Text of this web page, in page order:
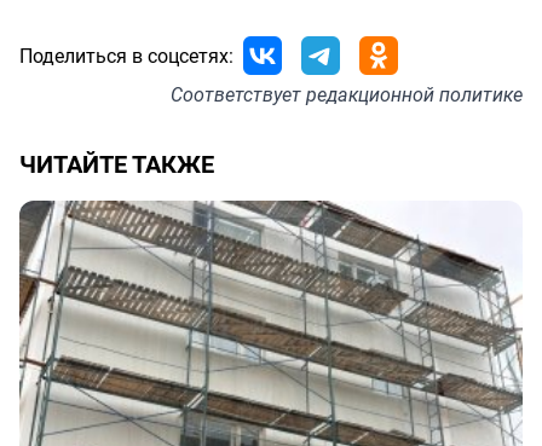
Поделиться в соцсетях:
Соответствуетредакционной политике
ЧИТАЙТЕ ТАКЖЕ